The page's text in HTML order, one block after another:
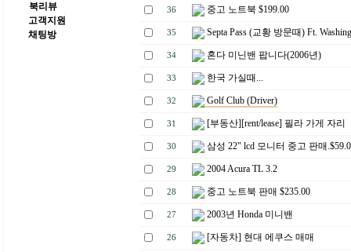
북리뷰
고객지원
채팅방
36 중고 노트북 $199.00
35 Septa Pass (교황 방문때) Ft.
34 혼다 미닌밴 팝니다(2006년)
33 한국 가실때...
32 Golf Club (Driver)
31 [부동산][rent/lease] 필라 가게 자리
30 삼성 22" lcd 모니터 중고 판매
29 2004 Acura TL 3.2
28 중고 노트북 판매 $235.00
27 2003년 Honda 미니밴
26 [자동차] 현대 에쿠스 매매